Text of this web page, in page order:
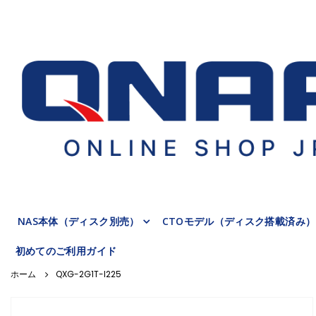
NAS本体（ディスク別売） CTOモデル（ディスク搭載済み）
初めてのご利用ガイド
QXG-2G1T-I225